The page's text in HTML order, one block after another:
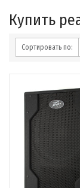
Купить
Сортировать по: